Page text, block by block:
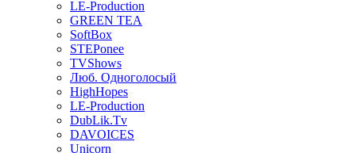
LE-Production
GREEN TEA
SoftBox
STEPonee
TVShows
Люб. Одноголосый
HighHopes
LE-Production
DubLik.Tv
DAVOICES
Unicorn